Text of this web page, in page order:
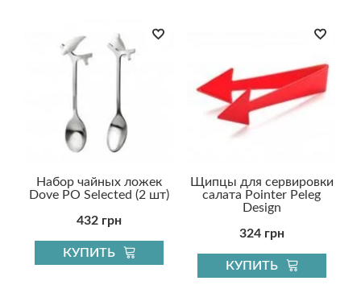
Набор чайных ложек
Dove PO Selected (2 шт)
432 грн
КУПИТЬ
Щипцы для сервировки
салата Pointer Peleg
Design
324 грн
КУПИТЬ